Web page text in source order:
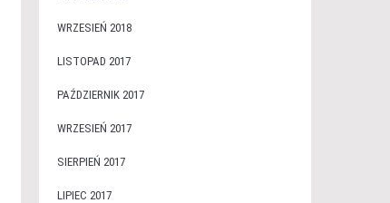
WRZESIEŃ 2018
LISTOPAD 2017
PAŹDZIERNIK 2017
WRZESIEŃ 2017
SIERPIEŃ 2017
LIPIEC 2017